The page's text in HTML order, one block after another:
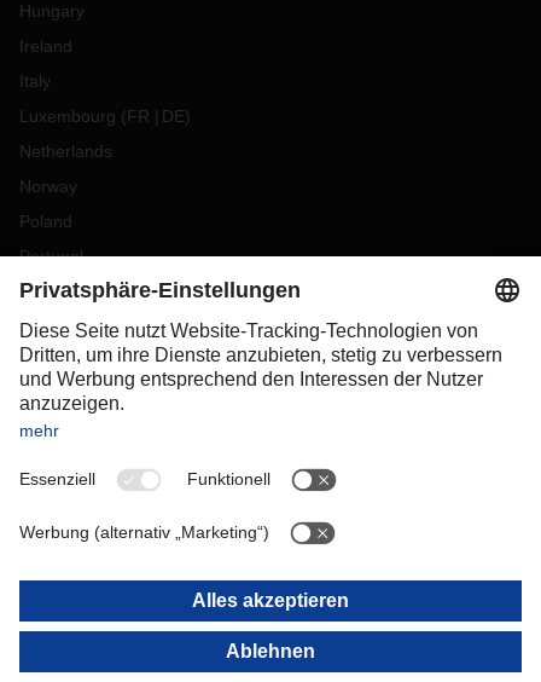
Hungary
Ireland
Italy
Luxembourg (FR DE)
Netherlands
Norway
Poland
Portugal
Romania
Slovakia
Spain
Sweden
Switzerland
OCEANIA